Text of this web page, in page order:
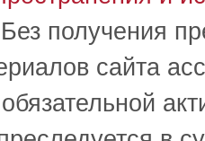
получения
сайта